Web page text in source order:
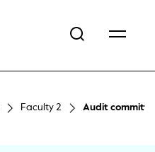
Faculty 2 Audit